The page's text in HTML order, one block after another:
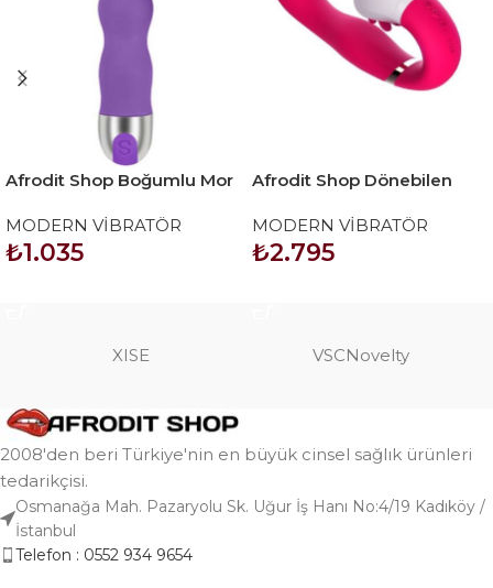
Afrodit Shop Boğumlu Mor
MODERN VİBRATÖR
₺1.035
Afrodit Shop Dönebilen
Vibratör
MODERN VİBRATÖR
₺2.795
XISE VSCNovelty
2008'den beri Türkiye'nin en büyük cinsel sağlık ürünleri
tedarikçisi.
Osmanağa Mah. Pazaryolu Sk. Uğur İş Hanı No:4/19 Kadıköy /
İstanbul
Telefon : 0552 934 9654